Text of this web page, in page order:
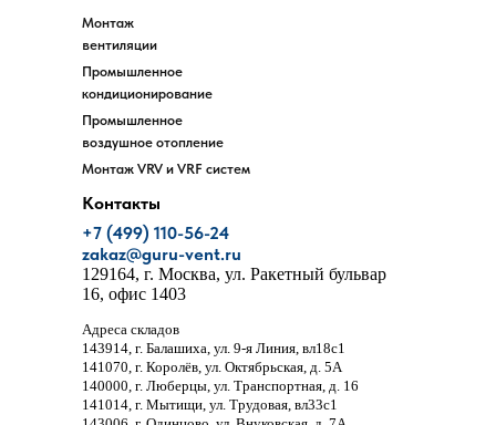
Монтаж
вентиляции
Промышленное
кондиционирование
Промышленное
воздушное отопление
Монтаж VRV и VRF систем
+7 (499) 110-56-24
zakaz@guru-vent.ru
129164, г. Москва, ул. Ракетный бульвар
16, офис 1403
Адреса складов
143914, г. Балашиха, ул. 9-я Линия, вл18с1
141070, г. Королёв, ул. Октябрьская, д. 5А
140000, г. Люберцы, ул. Транспортная, д. 16
141014, г. Мытищи, ул. Трудовая, вл33с1
Контакты